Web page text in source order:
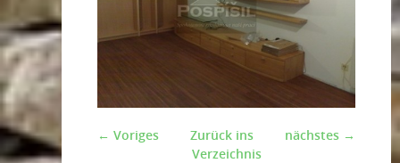
← Voriges nächstes →
Zurück ins
Verzeichnis